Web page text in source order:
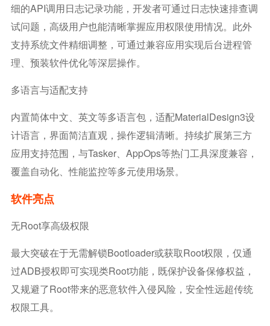
细的API调用日志记录功能，开发者可通过日志快速排查调
试问题，高级用户也能清晰掌握应用权限使用情况。此外
支持系统文件精细调整，可通过兼容应用实现后台进程管
理、预装软件优化等深层操作。
多语言与适配支持
内置简体中文、英文等多语言包，适配MaterialDesign3设
计语言，界面简洁直观，操作逻辑清晰。持续扩展第三方
应用支持范围，与Tasker、AppOps等热门工具深度兼容，
覆盖自动化、性能监控等多元使用场景。
软件亮点
无Root享高级权限
最大突破在于无需解锁Bootloader或获取Root权限，仅通
过ADB授权即可实现类Root功能，既保护设备保修权益，
又规避了Root带来的恶意软件入侵风险，安全性远超传统
权限工具。